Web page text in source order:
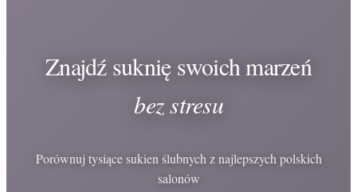
Znajdź suknię swoich marzeń
bez stresu
Porównuj tysiące sukien ślubnych z najlepszych polskich
salonów